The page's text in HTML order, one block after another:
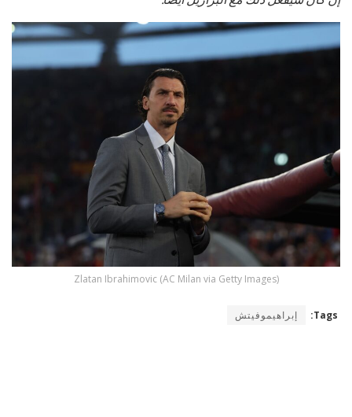
Zlatan Ibrahimovic (AC Milan via Getty Images)
Tags: إبراهيموفيتش